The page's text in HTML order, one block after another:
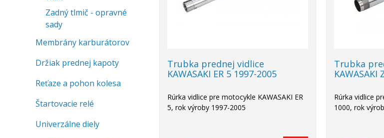
Trubka prednej vidlice
KAWASAKI ER 5 1997-2005
Rúrka vidlice pre motocykle KAWASAKI ER
5, rok výroby 1997-2005
Trubka
KAWASAKI
Rúrka vidlice
1000, rok
Zadný tlmič - opravné
sady
Membrány karburátorov
Držiak prednej kapoty
Reťaze a pohon kolesa
Štartovacie relé
Univerzálne diely